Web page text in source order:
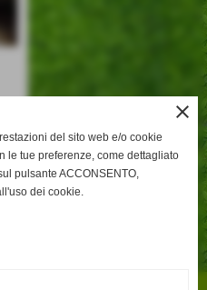
close
del sito web e/o cookie
le tue preferenze, come dettagliato
pulsante ACCONSENTO,
dei cookie.